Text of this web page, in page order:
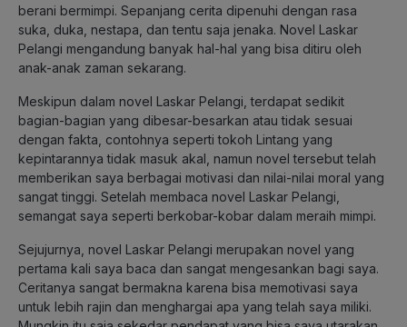
berani bermimpi. Sepanjang cerita dipenuhi dengan rasa
suka, duka, nestapa, dan tentu saja jenaka. Novel Laskar
Pelangi mengandung banyak hal-hal yang bisa ditiru oleh
anak-anak zaman sekarang.
Meskipun dalam novel Laskar Pelangi, terdapat sedikit
bagian-bagian yang dibesar-besarkan atau tidak sesuai
dengan fakta, contohnya seperti tokoh Lintang yang
kepintarannya tidak masuk akal, namun novel tersebut telah
memberikan saya berbagai motivasi dan nilai-nilai moral yang
sangat tinggi. Setelah membaca novel Laskar Pelangi,
semangat saya seperti berkobar-kobar dalam meraih mimpi.
Sejujurnya, novel Laskar Pelangi merupakan novel yang
pertama kali saya baca dan sangat mengesankan bagi saya.
Ceritanya sangat bermakna karena bisa memotivasi saya
untuk lebih rajin dan menghargai apa yang telah saya miliki.